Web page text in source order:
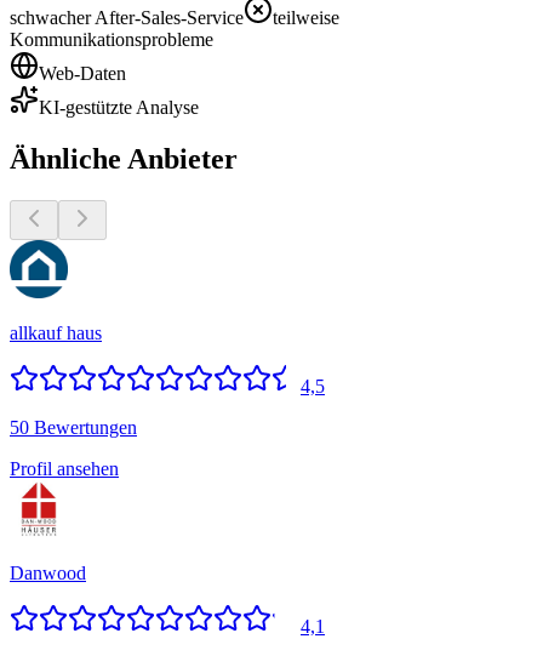
schwacher After-Sales-Service
teilweise
Kommunikationsprobleme
Web-Daten
KI-gestützte Analyse
Ähnliche Anbieter
allkauf haus
4,5
50 Bewertungen
Profil ansehen
Danwood
4,1